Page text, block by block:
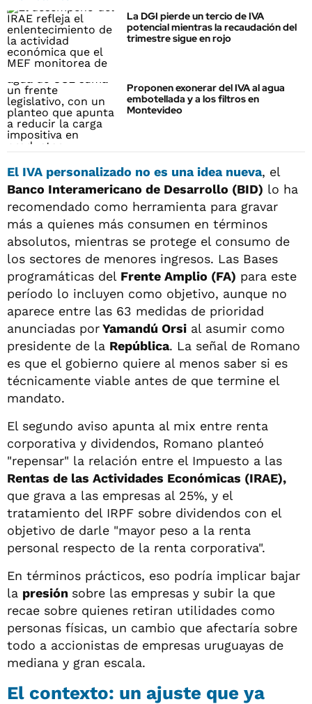
La DGI pierde un tercio de IVA
potencial mientras la recaudación del
trimestre sigue en rojo
Proponen exonerar del IVA al agua
embotellada y a los filtros en
Montevideo
El IVA personalizado no es una idea nueva, el
Banco Interamericano de Desarrollo (BID) lo ha
recomendado como herramienta para gravar
más a quienes más consumen en términos
absolutos, mientras se protege el consumo de
los sectores de menores ingresos. Las Bases
programáticas del Frente Amplio (FA) para este
período lo incluyen como objetivo, aunque no
aparece entre las 63 medidas de prioridad
anunciadas porYamandú Orsi al asumir como
presidente de la República. La señal de Romano
es que el gobierno quiere al menos saber si es
técnicamente viable antes de que termine el
mandato.
El segundo aviso apunta al mix entre renta
corporativa y dividendos, Romano planteó
"repensar" la relación entre el Impuesto a las
Rentas de las Actividades Económicas (IRAE),
que grava a las empresas al 25%, y el
tratamiento del IRPF sobre dividendos con el
objetivo de darle "mayor peso a la renta
personal respecto de la renta corporativa".
En términos prácticos, eso podría implicar bajar
la presión sobre las empresas y subir la que
recae sobre quienes retiran utilidades como
personas físicas, un cambio que afectaría sobre
todo a accionistas de empresas uruguayas de
mediana y gran escala.
El contexto: un ajuste que ya